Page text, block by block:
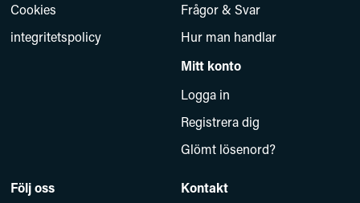
Cookies
integritetspolicy
Frågor & Svar
Hur man handlar
Mitt konto
Logga in
Registrera dig
Glömt lösenord?
Följ oss
Kontakt